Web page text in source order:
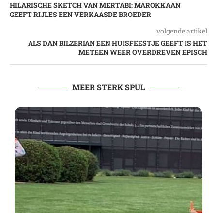
HILARISCHE SKETCH VAN MERTABI: MAROKKAAN
GEEFT RIJLES EEN VERKAASDE BROEDER
volgende artikel
ALS DAN BILZERIAN EEN HUISFEESTJE GEEFT IS HET
METEEN WEER OVERDREVEN EPISCH
MEER STERK SPUL